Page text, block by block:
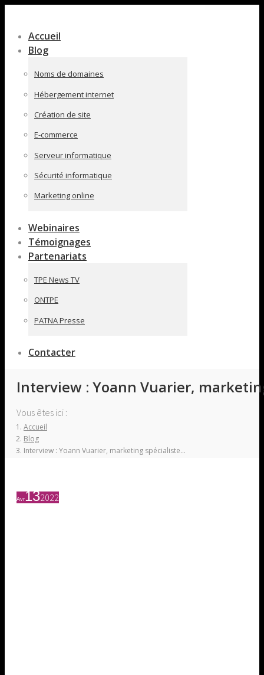
pleine
largeur
Accueil
Blog
Noms de domaines
Hébergement internet
Création de site
E-commerce
Serveur informatique
Sécurité informatique
Marketing online
Webinaires
Témoignages
Partenariats
TPE News TV
ONTPE
PATNA Presse
Contacter
Interview : Yoann Vuarier,
Vous êtes ici :
Accueil
Blog
Interview : Yoann Vuarier, marketing spécialiste…
Avr132022